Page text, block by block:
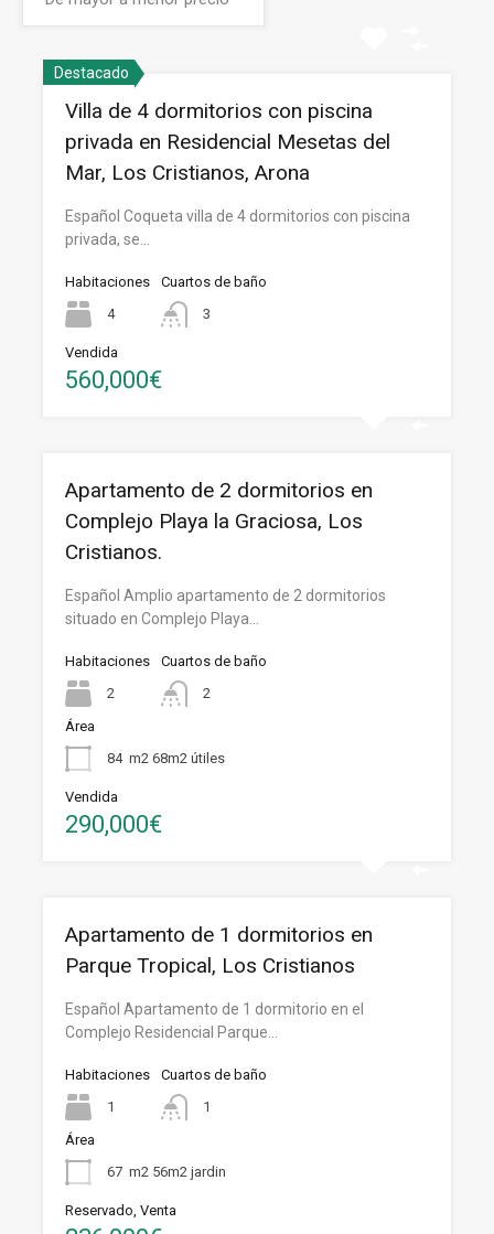
Destacado
Villa de 4 dormitorios con piscina
privada en Residencial Mesetas del
Mar, Los Cristianos, Arona
Español Coqueta villa de 4 dormitorios con piscina
privada, se…
Habitaciones
4
Cuartos de baño
3
Vendida
560,000€
Apartamento de 2 dormitorios en
Complejo Playa la Graciosa, Los
Cristianos.
Español Amplio apartamento de 2 dormitorios
situado en Complejo Playa…
Habitaciones
2
Cuartos de baño
2
Área
84 m2 68m2 útiles
Vendida
290,000€
Apartamento de 1 dormitorios en
Parque Tropical, Los Cristianos
Español Apartamento de 1 dormitorio en el
Complejo Residencial Parque…
Habitaciones
1
Cuartos de baño
1
Área
67 m2 56m2 jardin
Reservado, Venta